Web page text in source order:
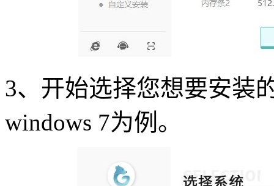
3、开始选择您想要安装
windows 7为例。